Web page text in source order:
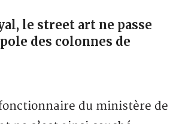
le street art ne passe
des colonnes de
du ministère de